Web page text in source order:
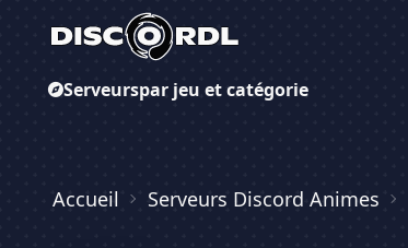
Serveurspar jeu et catégorie
Accueil Serveurs Discord Animes